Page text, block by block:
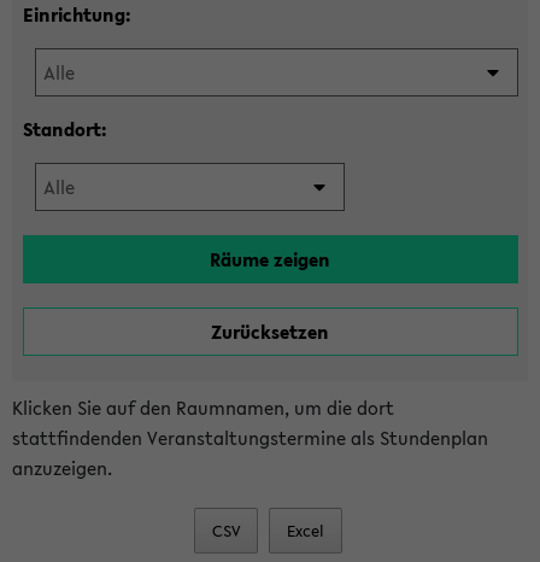
Einrichtung:
Standort:
Klicken Sie auf den Raumnamen, um die dort
stattfindenden Veranstaltungstermine als Stundenplan
anzuzeigen.
CSV Excel